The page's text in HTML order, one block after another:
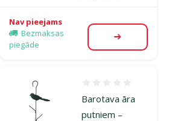
Nav pieejams
Bezmaksas
piegāde
Apskatīt
Barotava āra
putniem –